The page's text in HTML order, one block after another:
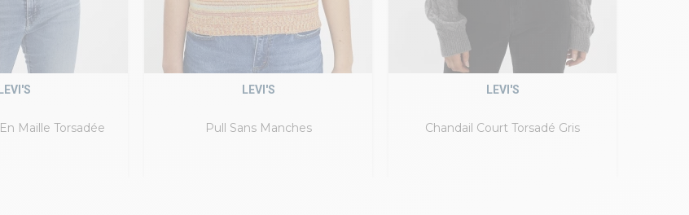
Maille Torsadée
LEVI'S
Pull Sans Manches
LEVI'S
Chandail Court Torsadé Gris
LEVI'S